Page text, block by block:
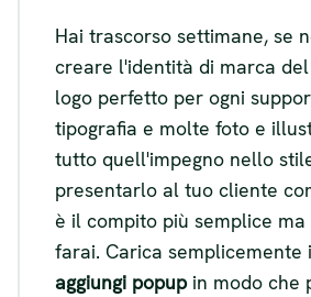
Hai trascorso settimane, se
creare l'identità di marca
logo perfetto per ogni
tipografia e molte foto e
tutto quell'impegno nello
presentarlo al tuo cliente
è il compito più semplice ma
farai. Carica semplicemente
aggiungi popupin modo che